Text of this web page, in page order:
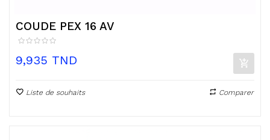
COUDE PEX 16 AV
Prix
9,935 TND
Liste de souhaits Comparer